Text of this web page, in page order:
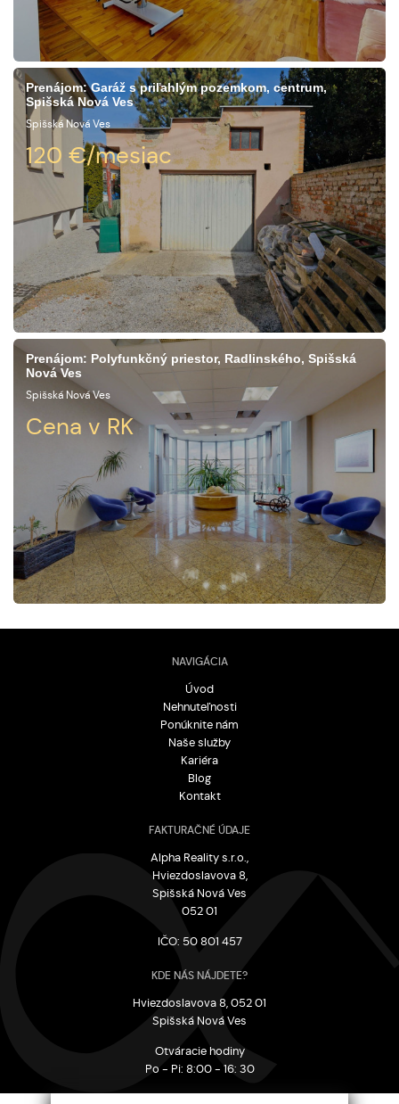
Prenájom: Garáž s priľahlým pozemkom, centrum,
Spišská Nová Ves
Spišská Nová Ves
120 €/mesiac
Prenájom: Polyfunkčný priestor, Radlinského, Spišská
Nová Ves
Spišská Nová Ves
Cena v RK
NAVIGÁCIA
Úvod
Nehnuteľnosti
Ponúknite nám
Naše služby
Kariéra
Blog
Kontakt
FAKTURAČNÉ ÚDAJE
Alpha Reality s.r.o.,
Hviezdoslavova 8,
Spišská Nová Ves
052 01
IČO: 50 801 457
KDE NÁS NÁJDETE?
Hviezdoslavova 8, 052 01
Spišská Nová Ves
Otváracie hodiny
Po - Pi: 8:00 - 16: 30